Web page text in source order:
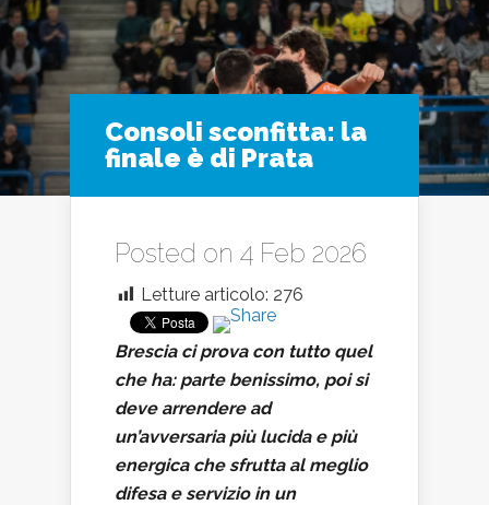
Consoli sconfitta: la
finale è di Prata
Posted on 4 Feb 2026
Letture articolo: 276
Brescia ci prova con tutto quel
che ha: parte benissimo, poi si
deve arrendere ad
un’avversaria più lucida e più
energica che sfrutta al meglio
difesa e servizio in un